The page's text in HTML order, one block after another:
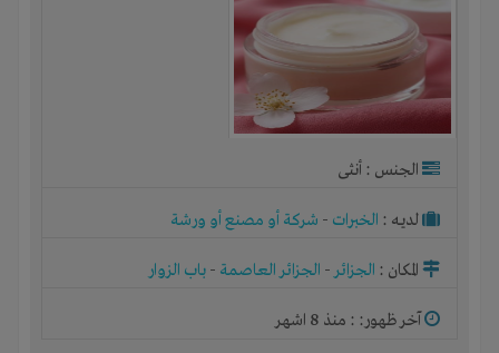
الجنس : أنثى
لديـه : الخبرات - شركة أو مصنع أو ورشة
المكان : الجزائر- الجزائر العاصمة - باب الزوار
آخر ظهور: : منذ 8 اشهر